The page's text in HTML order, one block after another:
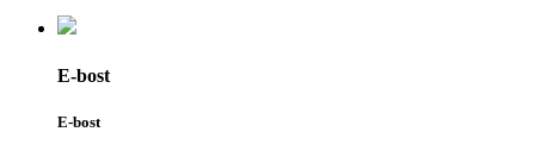
E-bost
E-bost